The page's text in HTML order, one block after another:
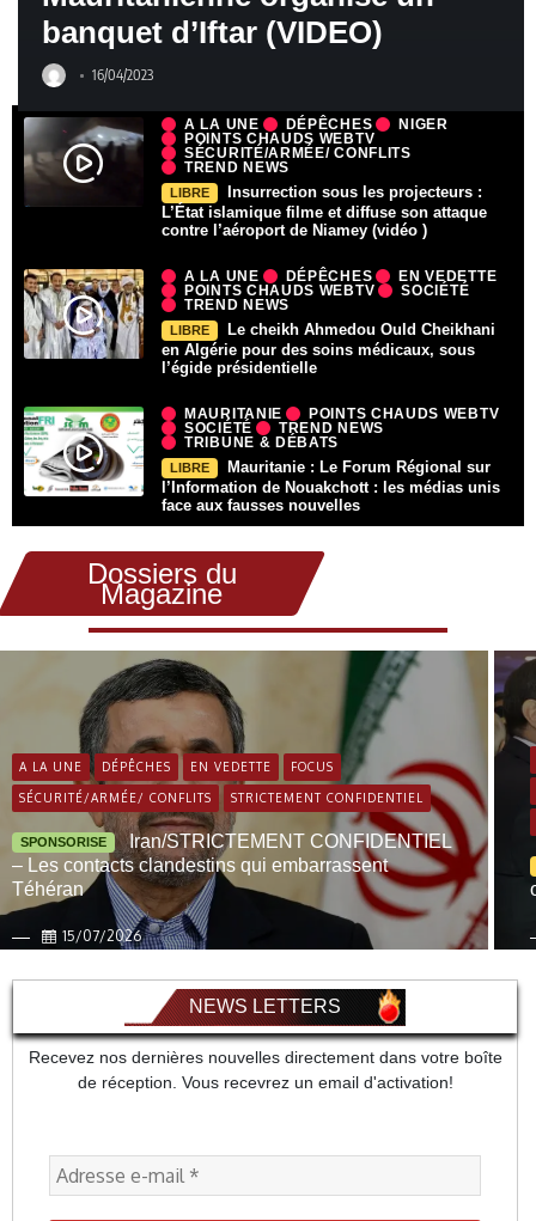
banquet d’Iftar (VIDEO)
16/04/2023
A LA UNE DÉPÊCHES
NIGER
POINTS CHAUDS WEBTV
SÉCURITÉ/ARMÉE/ CONFLITS
TREND NEWS
LIBRE
Insurrection sous les projecteurs :
L’État islamique filme et diffuse son attaque
contre l’aéroport de Niamey (vidéo )
A LA UNE DÉPÊCHES
EN VEDETTE
POINTS CHAUDS WEBTV
SOCIÉTÉ
TREND NEWS
LIBRE
Le cheikh Ahmedou Ould Cheikhani
en Algérie pour des soins médicaux, sous
l’égide présidentielle
MAURITANIE
POINTS CHAUDS WEBTV
SOCIÉTÉ
TREND NEWS
TRIBUNE & DÉBATS
LIBRE
Mauritanie : Le Forum Régional sur
l’Information de Nouakchott : les médias unis
face aux fausses nouvelles
Dossiers du
Magazine
A LA UNE DÉPÊCHES EN VEDETTE FOCUS
SÉCURITÉ/ARMÉE/ CONFLITS STRICTEMENT CONFIDENTIEL
SPONSORISE
Iran/STRICTEMENT CONFIDENTIEL
– Les contacts clandestins qui embarrassent
Téhéran
15/07/2026
NEWS LETTERS
Recevez nos dernières nouvelles directement dans votre boîte
de réception. Vous recevrez un email d'activation!